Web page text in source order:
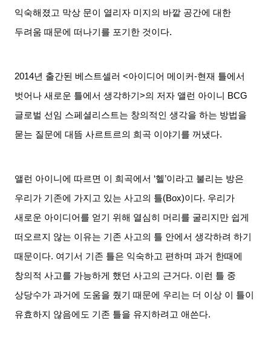
익숙해졌고 막상 문이 열리자 미지의 바깥 공간에 대한
두려움 때문에 떠나기를 포기한 것이다.
2014년 출간된 베스트셀러 <아이디어 메이커-현재 틀에서
벗어나 새로운 틀에서 생각하기>의 저자 앨런 아이니
BCG
글로벌 선임 스페셜리스트는 창의적인 생각을 하는 방법을
묻는 질문에 대뜸 사르트르의 희곡 이야기를 꺼냈다.
앨런 아이니에 따르면 이 희곡에서 ‘헬’이라고 불리는 방은
우리가 기존에 가지고 있는 사고의 틀(Box)이다. 우리가
새로운 아이디어를 얻기 위해 열심히 머리를 굴리지만 쉽게
떠오르지 않는 이유는 기존 사고의 틀 안에서 생각하려 하기
때문이다. 여기서 기존 틀은 익숙하고 편하며 과거 한때에
창의적 사고를 가능하게 했던 사고의 근거다. 이런 틀 중
상당수가 과거에 도움을 줬기 때문에 우리는 더 이상 이 틀이
유효하지 않음에도 기존 틀을 유지하려고 애쓴다.